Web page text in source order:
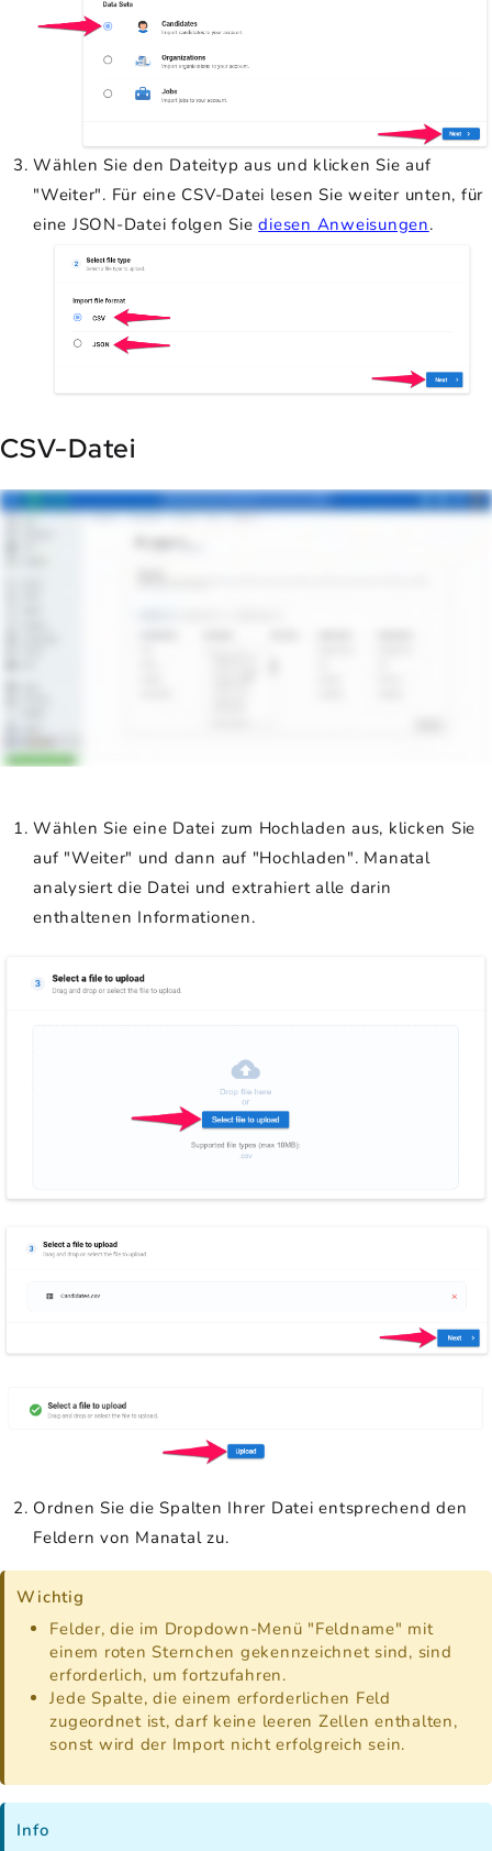
Wählen Sie den Dateityp aus und klicken Sie auf
"Weiter". Für eine CSV-Datei lesen Sie weiter unten, für
eine JSON-Datei folgen Siediesen Anweisungen.
CSV-Datei
Wählen Sie eine Datei zum Hochladen aus, klicken Sie
auf "Weiter" und dann auf "Hochladen". Manatal
analysiert die Datei und extrahiert alle darin
enthaltenen Informationen.
Ordnen Sie die Spalten Ihrer Datei entsprechend den
Feldern von Manatal zu.
Wichtig
Felder, die im Dropdown-Menü "Feldname" mit
einem roten Sternchen gekennzeichnet sind, sind
erforderlich, um fortzufahren.
Jede Spalte, die einem erforderlichen Feld
zugeordnet ist, darf keine leeren Zellen enthalten,
sonst wird der Import nicht erfolgreich sein.
Info